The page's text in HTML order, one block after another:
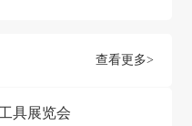
查看更多>
具展览会